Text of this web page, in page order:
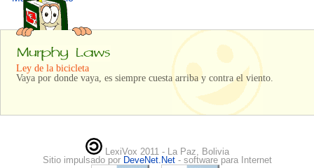
Ley de la bicicleta
Vaya por donde vaya, es siempre cuesta arriba y contra el viento.
LexiVox 2011 - La Paz, Bolivia
Sitio impulsado por DeveNet.Net - software para Internet